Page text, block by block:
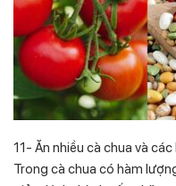
11- Ăn nhiều cà chua và các
Trong cà chua có hàm